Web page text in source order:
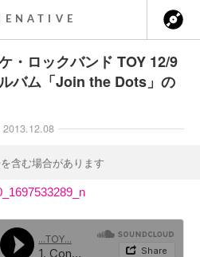
・ロックバンド TOY 12/9
バム「Join the Dots」の
2013.12.08
含む場合があります